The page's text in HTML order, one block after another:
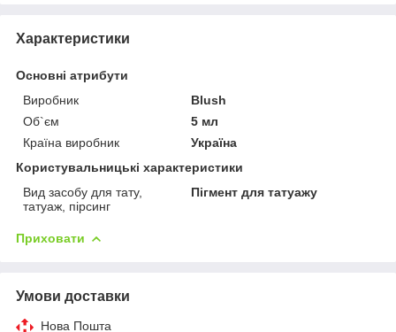
Характеристики
Основні атрибути
Виробник
Blush
Об`єм
5 мл
Країна виробник
Україна
Користувальницькі характеристики
Вид засобу для тату,
татуаж, пірсинг
Пігмент для татуажу
Приховати
Умови доставки
Нова Пошта